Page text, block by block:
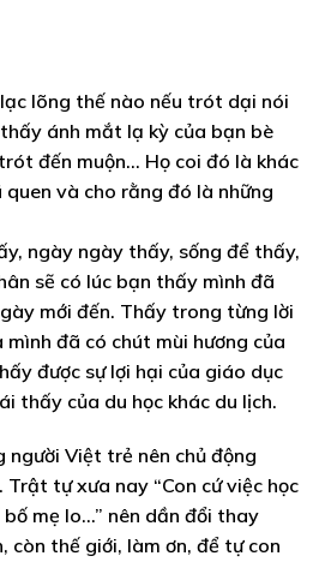
lõng thế nào nếu trót dại nói
ánh mắt lạ kỳ của bạn bè
đến muộn… Họ coi đó là khác
và cho rằng đó là những
ngày ngày thấy, sống để thấy,
sẽ có lúc bạn thấy mình đã
mới đến. Thấy trong từng lời
đã có chút mùi hương của
được sự lợi hại của giáo dục
thấy của du học khác du lịch.
người Việt trẻ nên chủ động
Trật tự xưa nay “Con cứ việc học
mẹ lo…” nên dần đổi thay
còn thế giới, làm ơn, để tự con